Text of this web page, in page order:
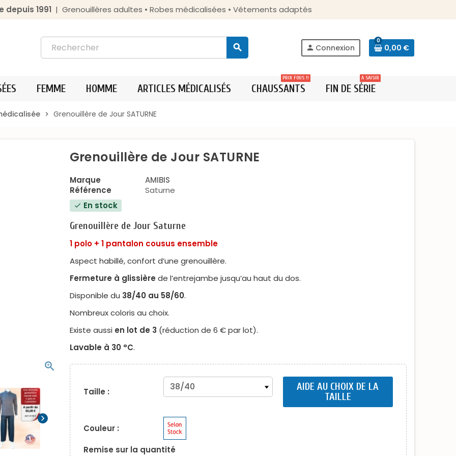
1991 | Grenouillères adultes • Robes médicalisées • Vêtements adaptés
search person Connexion
0
0,00 €
FEMME HOMME ARTICLES MÉDICALISÉS CHAUSSANTS
PRIX FOUS !!
FIN DE SÉRIE
A SAISIR
chevron_right Grenouillère de Jour SATURNE
zoom_in
chevron_right
Grenouillère de Jour SATURNE
Marque
AMIBIS
Référence
Saturne
check En stock
Grenouillère de Jour Saturne
1 polo + 1 pantalon cousus ensemble
Aspect habillé, confort d’une grenouillère.
Fermeture à glissière de l’entrejambe jusqu’au haut du dos.
Disponible du 38/40 au 58/60.
Nombreux coloris au choix.
Existe aussi en lot de 3 (réduction de 6 € par lot).
Lavable à 30 °C.
Taille :
AIDE AU CHOIX DE LA
TAILLE
Couleur :
Remise sur la quantité